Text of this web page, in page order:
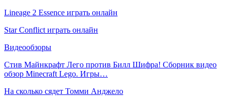
Lineage 2 Essence играть онлайн
Star Conflict играть онлайн
Видеообзоры
Стив Майнкрафт Лего против Билл Шифра! Сборник видео
обзор Minecraft Lego. Игры…
На сколько сядет Томми Анджело